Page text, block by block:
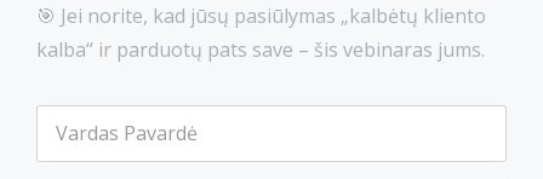
🎯 Jei norite, kad jūsų pasiūlymas „kalbėtų kliento
kalba“ ir parduotų pats save – šis vebinaras jums.